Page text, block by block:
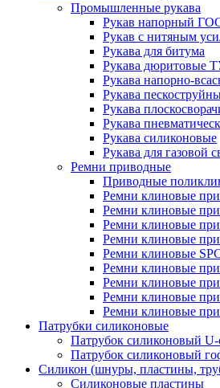
Промышленные рукава
Рукав напорный
Рукав с нитяным
Рукава для битума
Рукава дюритовые
Рукава напорно-
Рукава
Рукава
Рукава
Рукава силиконовые
Рукава для газовой
Ремни приводные
Приводные
Ремни клиновые
Ремни клиновые
Ремни клиновые
Ремни клиновые
Ремни клиновые
Ремни клиновые
Ремни клиновые
Ремни клиновые
Ремни клиновые
Патрубки силиконовые
Патрубок силиконовый
Патрубок силиконовый
Силикон (шнуры, пластины,
Силиконовые пластины